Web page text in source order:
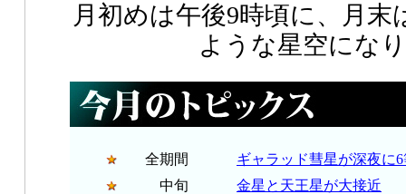
月初めは午後9時頃に、月末
ような星空にな
全期間
ギャラッド彗星が深夜に
中旬
金星と天王星が大接近